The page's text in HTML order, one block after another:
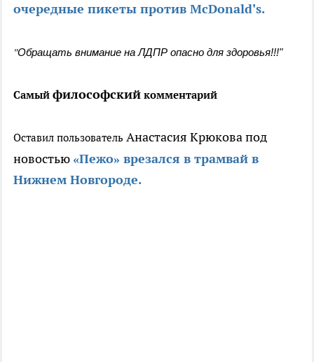
очередные пикеты против McDonald's.
"Обращать внимание на ЛДПР опасно для здоровья!!!"
Самый философский комментарий
Оставил пользователь Анастасия Крюкова под
новостью «Пежо» врезался в трамвай в
Нижнем Новгороде.